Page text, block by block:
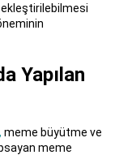
Yapılan
meme büyütme ve
meme